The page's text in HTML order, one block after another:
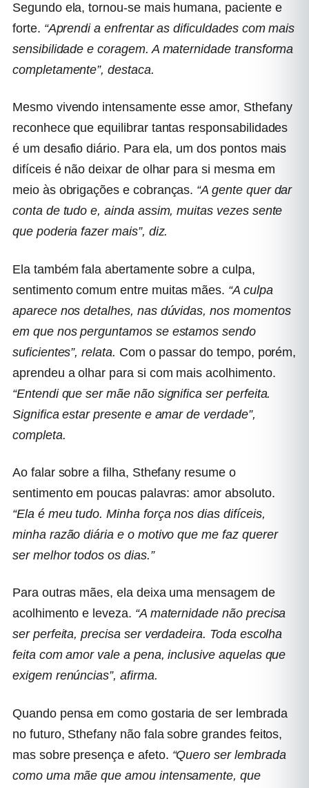
Segundo ela, tornou-se mais humana, paciente e
forte. “Aprendi a enfrentar as dificuldades com mais
sensibilidade e coragem. A maternidade transforma
completamente”, destaca.
Mesmo vivendo intensamente esse amor, Sthefany
reconhece que equilibrar tantas responsabilidades
é um desafio diário. Para ela, um dos pontos mais
difíceis é não deixar de olhar para si mesma em
meio às obrigações e cobranças. “A gente quer dar
conta de tudo e, ainda assim, muitas vezes sente
que poderia fazer mais”, diz.
Ela também fala abertamente sobre a culpa,
sentimento comum entre muitas mães. “A culpa
aparece nos detalhes, nas dúvidas, nos momentos
em que nos perguntamos se estamos sendo
suficientes”, relata. Com o passar do tempo, porém,
aprendeu a olhar para si com mais acolhimento.
“Entendi que ser mãe não significa ser perfeita.
Significa estar presente e amar de verdade”,
completa.
Ao falar sobre a filha, Sthefany resume o
sentimento em poucas palavras: amor absoluto.
“Ela é meu tudo. Minha força nos dias difíceis,
minha razão diária e o motivo que me faz querer
ser melhor todos os dias.”
Para outras mães, ela deixa uma mensagem de
acolhimento e leveza. “A maternidade não precisa
ser perfeita, precisa ser verdadeira. Toda escolha
feita com amor vale a pena, inclusive aquelas que
exigem renúncias”, afirma.
Quando pensa em como gostaria de ser lembrada
no futuro, Sthefany não fala sobre grandes feitos,
mas sobre presença e afeto. “Quero ser lembrada
como uma mãe que amou intensamente, que